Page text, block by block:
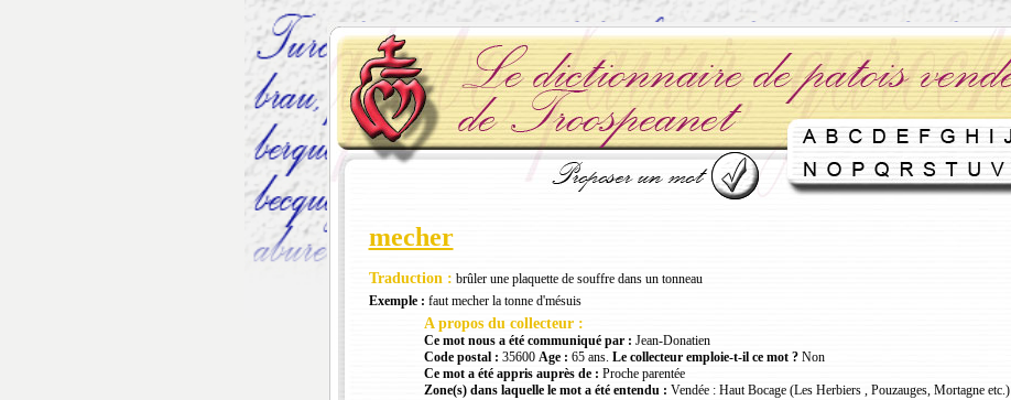
mecher
Traduction : brûler une plaquette de souffre dans un tonneau
Exemple : faut mecher la tonne d'mésuis
A propos du collecteur :
Ce mot nous a été communiqué par : Jean-Donatien
Code postal : 35600 Age : 65 ans. Le collecteur emploie-t-il ce mot ?Non
Ce mot a été appris auprès de : Proche parentée
Zone(s) dans laquelle le mot a été entendu : Vendée : Haut Bocage (Les Herbiers , Pouzauges, Mortagne etc.)